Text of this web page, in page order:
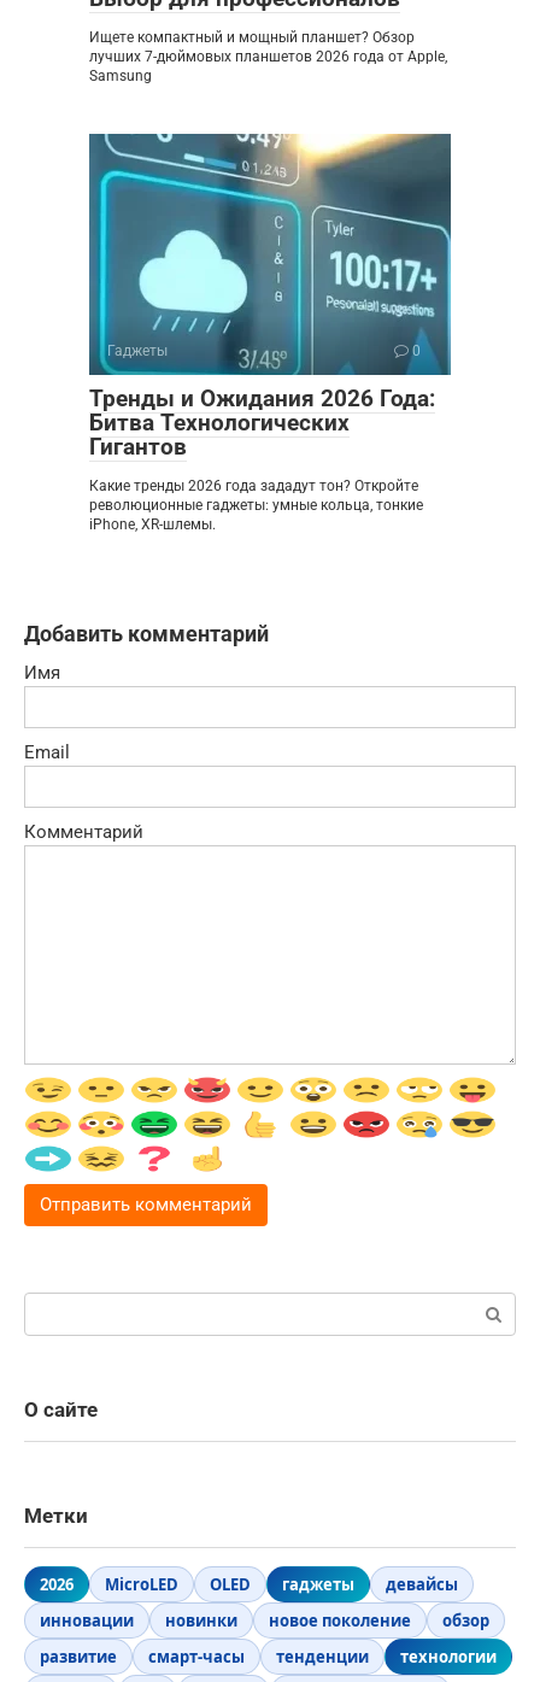
Ищете компактный и мощный планшет? Обзор
лучших 7-дюймовых планшетов 2026 года от Apple,
Samsung
Гаджеты 0
Тренды и Ожидания 2026 Года:
Битва Технологических
Гигантов
Какие тренды 2026 года зададут тон? Откройте
революционные гаджеты: умные кольца, тонкие
iPhone, XR-шлемы.
Добавить комментарий
Имя
Email
Комментарий
О сайте
Метки
2026 MicroLED OLED гаджеты
девайсы
инновации
новинки новое поколение
обзор
развитие
смарт-часы тенденции
технологии